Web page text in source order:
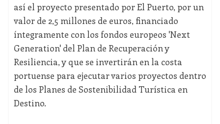
así el proyecto presentado por El Puerto, por un
valor de 2,5 millones de euros, financiado
íntegramente con los fondos europeos 'Next
Generation' del Plan de Recuperación y
Resiliencia, y que se invertirán en la costa
portuense para ejecutar varios proyectos dentro
de los Planes de Sostenibilidad Turística en
Destino.